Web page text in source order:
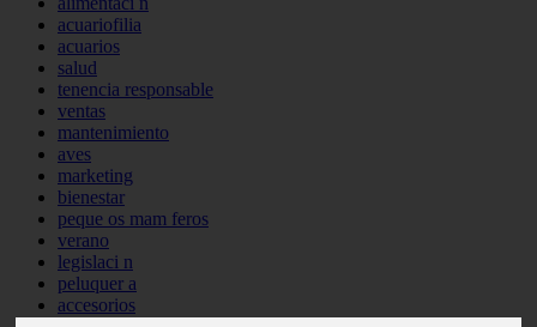
acuariofilia
acuarios
salud
tenencia responsable
ventas
mantenimiento
aves
marketing
bienestar
peque os mam feros
verano
legislaci n
peluquer a
accesorios